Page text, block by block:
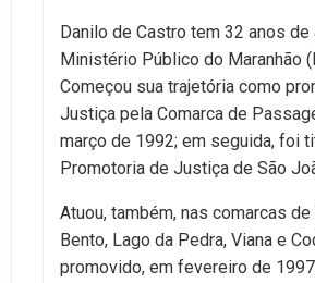
Danilo de Castro tem 32 anos de
Ministério Público do Maranhão
Começou sua trajetória como
Justiça pela Comarca de
março de 1992; em seguida, foi
Promotoria de Justiça de São
Atuou, também, nas comarcas de
Bento, Lago da Pedra, Viana e
promovido, em fevereiro de